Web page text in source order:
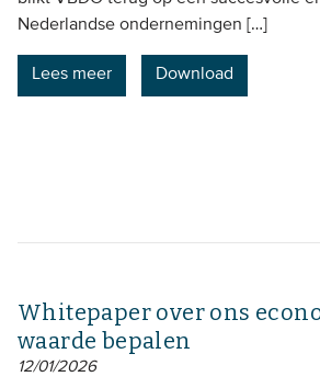
Nederlandse ondernemingen […]
Lees meer Download
Whitepaper over ons
waarde bepalen
12/01/2026